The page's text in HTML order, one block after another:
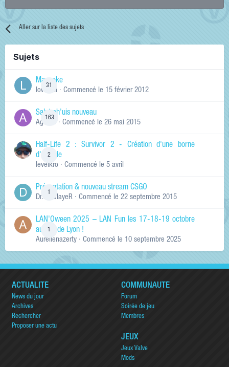
Aller sur la liste des sujets
Sujets
31
Manneke
lowskill · Commencé le 15 février 2012
163
Salut ch'uis nouveau
Ag0Nie · Commencé le 26 mai 2015
2
Half-Life 2 : Survivor 2 - Création d'une borne
d'arcade
levelkro · Commencé le 5 avril
Présentation & nouveau stream CSGO
Dr.KinSlayeR · Commencé le 22 septembre 2015
LAN'Oween 2025 – LAN Fun les 17-18-19 octobre
au sud de Lyon !
Aurelienazerty · Commencé le 10 septembre 2025
ACTUALITÉ
News du jour
Archives
Rechercher
Proposer une actu
COMMUNAUTÉ
Forum
Soirée de jeu
Membres
JEUX
Jeux Valve
Mods